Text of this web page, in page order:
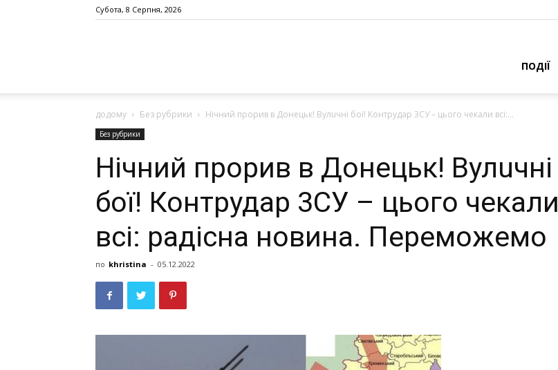
Субота, 8 Серпня, 2026
ПОДІЇ
додому Без рубрики Нічний прорив в Донецьк! Вулuчні бої! Контрудар 3СУ – цього чекали всі:...
Без рубрики
Нічний прорив в Донецьк! Вулuчні
бої! Контрудар 3СУ – цього чекали
всі: радісна новина. Переможемо
по khristina - 05.12.2022